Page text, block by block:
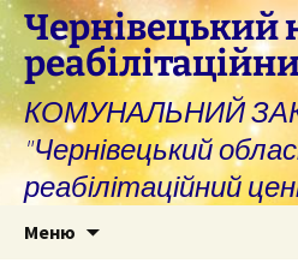
Перейти
до
вмісту
Чернівецький
КОМУНАЛЬНИЙ
"Чернівецький
реабілітаційний
Меню